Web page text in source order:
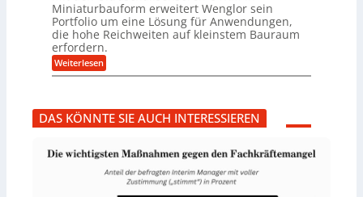
n
t
w
i
c
k
e
e
l
a
g
e
r
m
s
a
t
z
k
n
p
ü
r
V
o
i
n
e
n
b
a
u
o
r
s
h
n
Miniaturbauform erweitert Wenglor sein
Portfolio um eine Lösung für Anwendungen,
die hohe Reichweiten auf kleinstem Bauraum
erfordern.
Weiterlesen:
K
p
a
k
e
l
DAS KÖNNTE SIE AUCH INTERESSIEREN